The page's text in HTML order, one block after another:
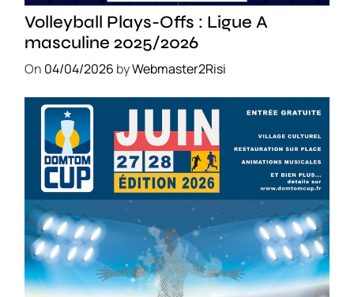
Volleyball Plays-Offs : Ligue A
masculine 2025/2026
On 04/04/2026 byWebmaster2Risi